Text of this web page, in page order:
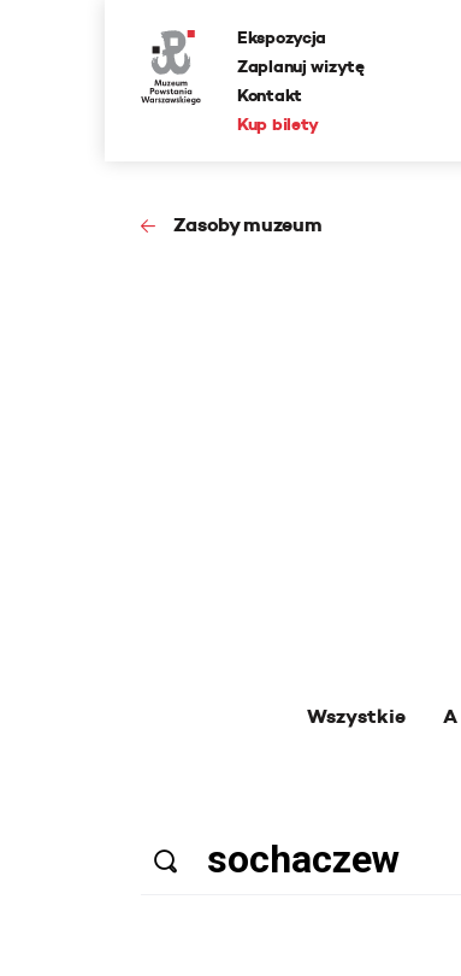
Ekspozycja
Zaplanuj wizytę
Kontakt
Kup bilety
Zasoby muzeum
Wszystkie A